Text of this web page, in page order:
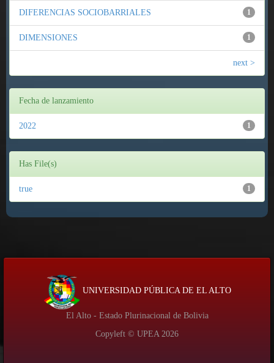
1
DIFERENCIAS SOCIOBARRIALES
1
DIMENSIONES
next >
Fecha de lanzamiento
1
2022
Has File(s)
1
true
UNIVERSIDAD PÚBLICA DE EL ALTO
El Alto - Estado Plurinacional de Bolivia
Copyleft © UPEA 2026